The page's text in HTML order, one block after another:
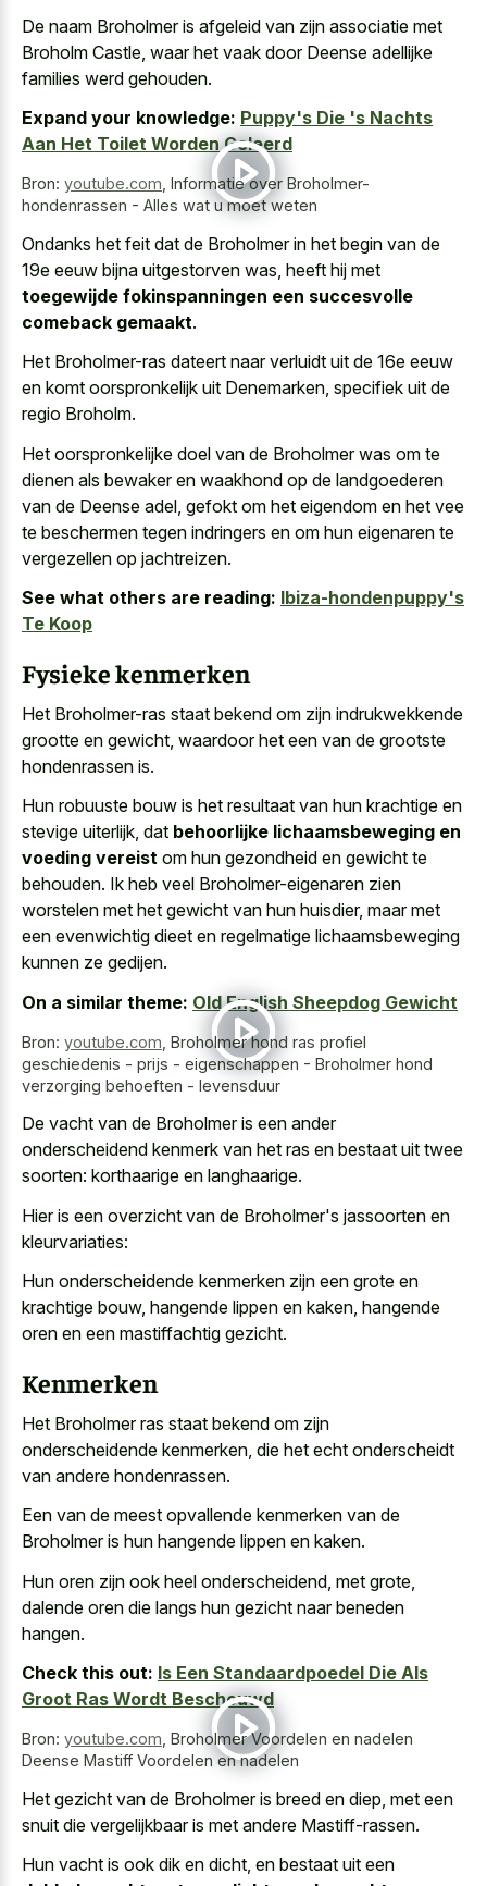
De naam Broholmer is afgeleid van zijn associatie met
Broholm Castle, waar het vaak door Deense adellijke
families werd gehouden.
Expand your knowledge: Puppy's Die 's Nachts
Aan Het Toilet Worden Geleerd
Bron: youtube.com Informatie over Broholmer-
hondenrassen - Alles wat u moet weten
Ondanks het feit dat de Broholmer in het begin van de
19e eeuw bijna uitgestorven was, heeft hij met
toegewijde fokinspanningen een succesvolle
comeback gemaakt.
Het Broholmer-ras dateert naar verluidt uit de 16e eeuw
en komt oorspronkelijk uit Denemarken, specifiek uit de
regio Broholm.
Het oorspronkelijke doel van de Broholmer was om te
dienen als bewaker en waakhond op de landgoederen
van de Deense adel, gefokt om het eigendom en het vee
te beschermen tegen indringers en om hun eigenaren te
vergezellen op jachtreizen.
See what others are reading: Ibiza-hondenpuppy's
Te Koop
Fysieke kenmerken
Het Broholmer-ras staat bekend om zijn indrukwekkende
grootte en gewicht, waardoor het een van de grootste
hondenrassen is.
Hun robuuste bouw is het resultaat van hun krachtige en
stevige uiterlijk, dat behoorlijke lichaamsbeweging en
voeding vereist om hun gezondheid en gewicht te
behouden. Ik heb veel Broholmer-eigenaren zien
worstelen met het gewicht van hun huisdier, maar met
een evenwichtig dieet en regelmatige lichaamsbeweging
kunnen ze gedijen.
On a similar theme: Old English Sheepdog Gewicht
Bron: youtube.com Broholmer hond ras profiel
geschiedenis - prijs - eigenschappen - Broholmer hond
verzorging behoeften - levensduur
De vacht van de Broholmer is een ander
onderscheidend kenmerk van het ras en bestaat uit twee
soorten: korthaarige en langhaarige.
Hier is een overzicht van de Broholmer's jassoorten en
kleurvariaties:
Hun onderscheidende kenmerken zijn een grote en
krachtige bouw, hangende lippen en kaken, hangende
oren en een mastiffachtig gezicht.
Kenmerken
Het Broholmer ras staat bekend om zijn
onderscheidende kenmerken, die het echt onderscheidt
van andere hondenrassen.
Een van de meest opvallende kenmerken van de
Broholmer is hun hangende lippen en kaken.
Hun oren zijn ook heel onderscheidend, met grote,
dalende oren die langs hun gezicht naar beneden
hangen.
Check this out: Is Een Standaardpoedel Die Als
Groot Ras Wordt Beschouwd
Bron: youtube.com Broholmer Voordelen en nadelen
Deense Mastiff Voordelen en nadelen
Het gezicht van de Broholmer is breed en diep, met een
snuit die vergelijkbaar is met andere Mastiff-rassen.
Hun vacht is ook dik en dicht, en bestaat uit een